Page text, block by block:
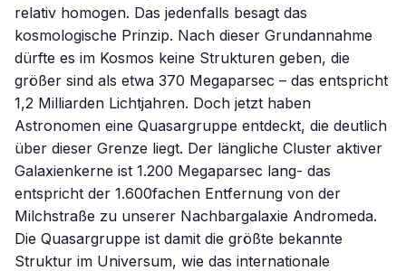
relativ homogen. Das jedenfalls besagt das
kosmologische Prinzip. Nach dieser Grundannahme
dürfte es im Kosmos keine Strukturen geben, die
größer sind als etwa 370 Megaparsec – das entspricht
1,2 Milliarden Lichtjahren. Doch jetzt haben
Astronomen eine Quasargruppe entdeckt, die deutlich
über dieser Grenze liegt. Der längliche Cluster aktiver
Galaxienkerne ist 1.200 Megaparsec lang- das
entspricht der 1.600fachen Entfernung von der
Milchstraße zu unserer Nachbargalaxie Andromeda.
Die Quasargruppe ist damit die größte bekannte
Struktur im Universum, wie das internationale